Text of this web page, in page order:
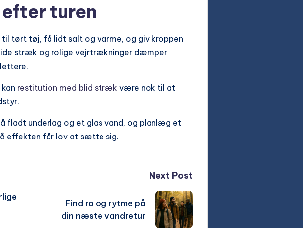
turen
til tørt tøj, få lidt salt og varme, og giv kroppen
stræk og rolige vejrtrækninger dæmper
restitution med blid stræk være nok til at
fladt underlag og et glas vand, og planlæg et
effekten får lov at sætte sig.
Next Post
Find ro og rytme på
din næste vandretur